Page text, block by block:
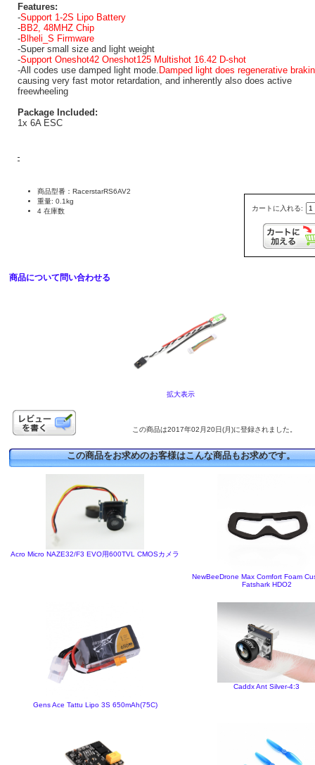
Features:
-Support 1-2S Lipo Battery
-BB2, 48MHZ Chip
-Blheli_S Firmware
-Super small size and light weight
-Support Oneshot42 Oneshot125 Multishot 16.42 D-shot
-All codes use damped light mode. Damped light does regenerative
causing very fast motor retardation, and inherently also does active
freewheeling
Package Included:
1x 6A ESC
カートに入れる:
商品型番：RacerstarRS6AV2
重量: 0.1kg
4 在庫数
商品について問い合わせる
拡大表示
この商品は2017年02月20日(月)に登録されました。
この商品をお求めのお客様はこんな商品もお求めです。
Acro Micro NAZE32/F3 EVO用600TVL CMOSカメラ
NewBeeDrone Max Comfort Foam
Fatshark HDO2
Gens Ace Tattu Lipo 3S 650mAh(75C)
Caddx Ant Silver-4:3